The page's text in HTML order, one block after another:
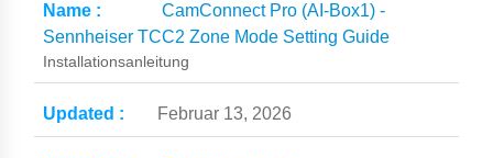
CamConnect Pro (AI-Box1) -
Sennheiser TCC2 Zone Mode Setting Guide
Installationsanleitung
Februar 13, 2026